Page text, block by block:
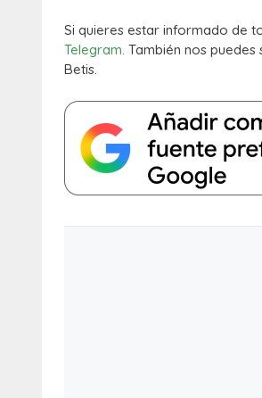
Si quieres estar informado de
Telegram. También nos puedes
Betis.